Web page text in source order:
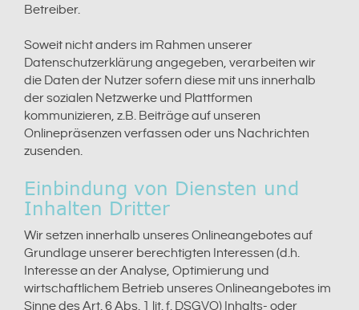
Betreiber.
Soweit nicht anders im Rahmen unserer
Datenschutzerklärung angegeben, verarbeiten wir
die Daten der Nutzer sofern diese mit uns innerhalb
der sozialen Netzwerke und Plattformen
kommunizieren, z.B. Beiträge auf unseren
Onlinepräsenzen verfassen oder uns Nachrichten
zusenden.
Einbindung von Diensten und
Inhalten Dritter
Wir setzen innerhalb unseres Onlineangebotes auf
Grundlage unserer berechtigten Interessen (d.h.
Interesse an der Analyse, Optimierung und
wirtschaftlichem Betrieb unseres Onlineangebotes im
Sinne des Art. 6 Abs. 1 lit. f. DSGVO) Inhalts- oder